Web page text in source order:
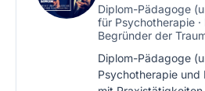
Diplom-Pädagoge
für Psychotherapie
Begründer der
Diplom-Pädagoge
Psychotherapie und